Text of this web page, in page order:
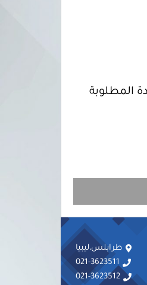
المطلوبة
طرابلس،ليبيا
021-3623511
021-3623512